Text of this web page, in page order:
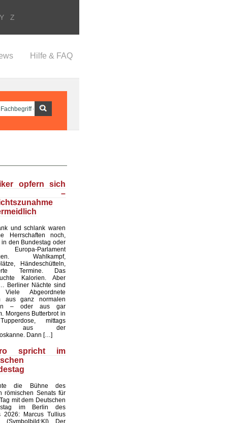
Y Z
Hilfe & FAQ
opfern sich
–
und schlank waren
Herrschaften noch,
in den Bundestag oder
Parlament
Wahlkampf,
Händeschütteln,
Termine. Das
Kalorien. Aber
Berliner Nächte sind
Viele Abgeordnete
aus ganz normalen
– oder aus gar
Morgens Butterbrot in
mittags
aus der
Dann […]
spricht im
die Bühne des
römischen Senats für
mit dem Deutschen
im Berlin des
2026: Marcus Tullius
(Symbolbild:KI) Der